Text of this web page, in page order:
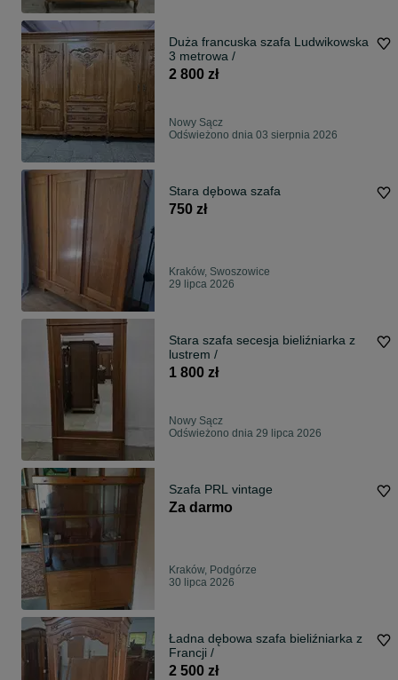
Duża francuska szafa Ludwikowska
3 metrowa /
2 800 zł
Nowy Sącz
Odświeżono dnia 03 sierpnia 2026
Stara dębowa szafa
750 zł
Kraków, Swoszowice
29 lipca 2026
Stara szafa secesja bieliźniarka z
lustrem /
1 800 zł
Nowy Sącz
Odświeżono dnia 29 lipca 2026
Szafa PRL vintage
Za darmo
Kraków, Podgórze
30 lipca 2026
Ładna dębowa szafa bieliźniarka z
Francji /
2 500 zł